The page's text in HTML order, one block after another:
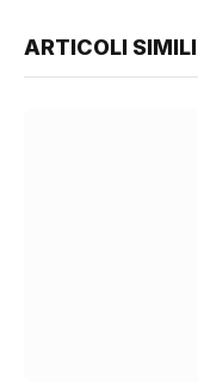
ARTICOLI SIMILI